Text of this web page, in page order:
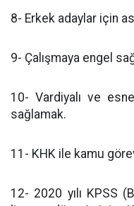
8- Erkek adaylar için
9- Çalışmaya engel
10- Vardiyalı ve
sağlamak.
11- KHK ile kamu
12- 2020 yılı KPSS